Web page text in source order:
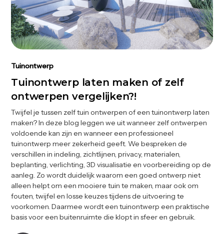
Tuinontwerp
Tuinontwerp laten maken of zelf
ontwerpen vergelijken?!
Twijfel je tussen zelf tuin ontwerpen of een tuinontwerp laten
maken? In deze blog leggen we uit wanneer zelf ontwerpen
voldoende kan zijn en wanneer een professioneel
tuinontwerp meer zekerheid geeft. We bespreken de
verschillen in indeling, zichtlijnen, privacy, materialen,
beplanting, verlichting, 3D visualisatie en voorbereiding op de
aanleg. Zo wordt duidelijk waarom een goed ontwerp niet
alleen helpt om een mooiere tuin te maken, maar ook om
fouten, twijfel en losse keuzes tijdens de uitvoering te
voorkomen. Daarmee wordt een tuinontwerp een praktische
basis voor een buitenruimte die klopt in sfeer en gebruik.